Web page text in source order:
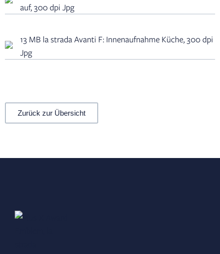
auf, 300 dpi Jpg
13 MB la strada Avanti F: Innenaufnahme Küche, 300 dpi
Jpg
Zurück zur Übersicht